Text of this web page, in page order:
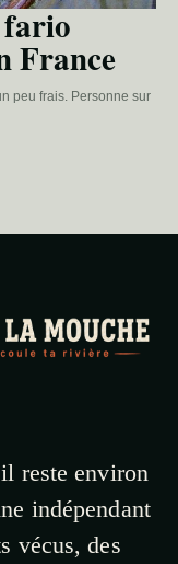
France
peu frais. Personne sur
reste environ
indépendant
vécus, des